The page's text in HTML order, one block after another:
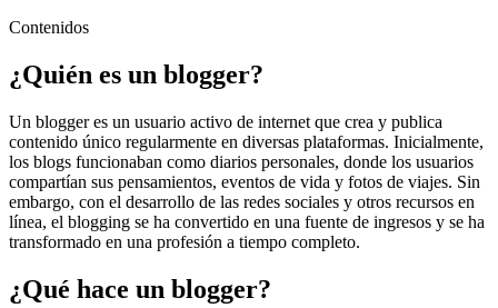
Contenidos
¿Quién es un blogger?
Un blogger es un usuario activo de internet que crea y publica
contenido único regularmente en diversas plataformas. Inicialmente,
los blogs funcionaban como diarios personales, donde los usuarios
compartían sus pensamientos, eventos de vida y fotos de viajes. Sin
embargo, con el desarrollo de las redes sociales y otros recursos en
línea, el blogging se ha convertido en una fuente de ingresos y se ha
transformado en una profesión a tiempo completo.
¿Qué hace un blogger?